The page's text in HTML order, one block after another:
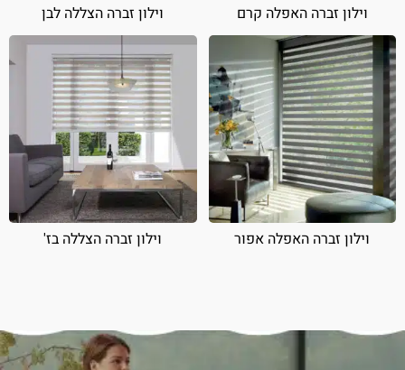
וילון זברה האפלה קרם וילון זברה הצללה לבן
וילון זברה האפלה אפור וילון זברה הצללה בז'